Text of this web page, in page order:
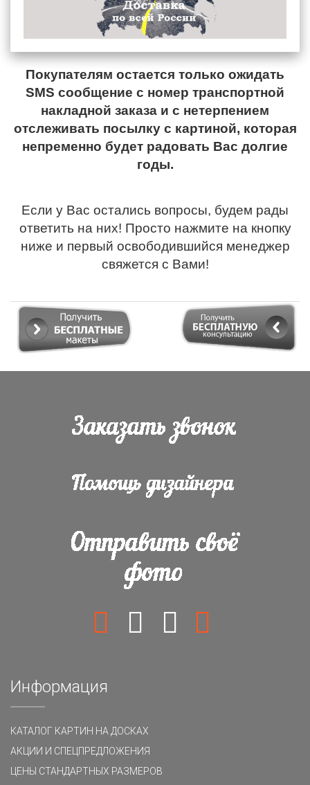
Покупателям остается только ожидать
SMS сообщение с номер транспортной
накладной заказа и с нетерпением
отслеживать посылку с картиной, которая
непременно будет радовать Вас долгие
годы.
Если у Вас остались вопросы, будем рады
ответить на них! Просто нажмите на кнопку
ниже и первый освободившийся менеджер
свяжется с Вами!
Информация
КАТАЛОГ КАРТИН НА ДОСКАХ
АКЦИИ И СПЕЦПРЕДЛОЖЕНИЯ
ЦЕНЫ СТАНДАРТНЫХ РАЗМЕРОВ